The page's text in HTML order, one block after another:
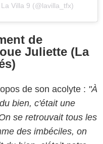
Villa 9 (@lavilla_tfx)
de
Juliette (La
de son acolyte : "À
bien, c'était une
se retrouvait tous les
des imbéciles, on